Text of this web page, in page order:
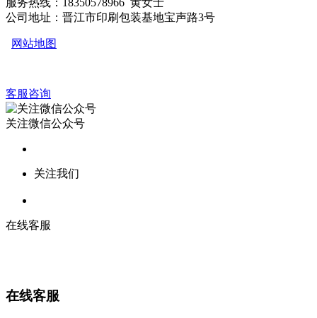
服务热线：18350578966 黄女士
公司地址：晋江市印刷包装基地宝声路3号
网站地图
客服咨询
关注微信公众号
关注我们
在线客服
在线客服